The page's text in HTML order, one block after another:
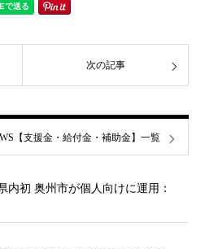
次の記事
内初 奥州市が個人向けに運用：
【支援金・給付金・補助金】一覧